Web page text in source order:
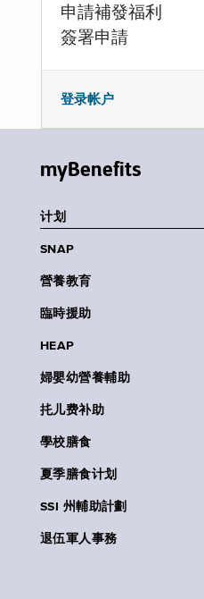
申請補發福利
簽署申請
登录帐户
myBenefits
计划
SNAP
營養教育
臨時援助
HEAP
婦嬰幼營養輔助
扥儿费补助
學校膳食
夏季膳食计划
SSI 州輔助計劃
退伍軍人事務